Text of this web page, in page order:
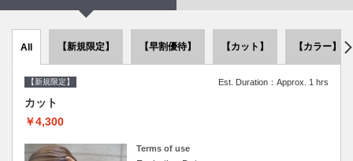
All 【新規限定】 【早割優待】 【カット】 【カラー】
【新規限定】 Est. Duration：Approx. 1 hrs
カット
￥4,300
Terms of use